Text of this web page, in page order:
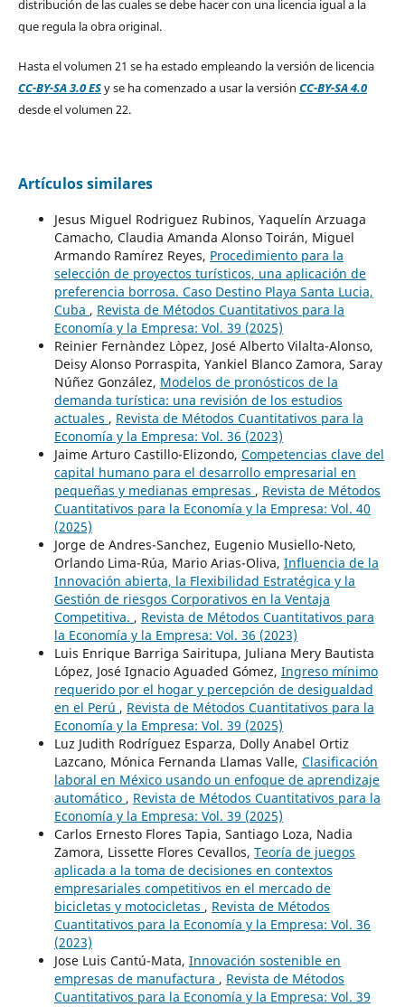
distribución de las cuales se debe hacer con una licencia igual a la
que regula la obra original.
Hasta el volumen 21 se ha estado empleando la versión de licencia
CC-BY-SA 3.0 ESy se ha comenzado a usar la versión CC-BY-SA 4.0
desde el volumen 22.
Artículos similares
Jesus Miguel Rodriguez Rubinos, Yaquelín Arzuaga
Camacho, Claudia Amanda Alonso Toirán, Miguel
Armando Ramírez Reyes, Procedimiento para la
selección de proyectos turísticos, una aplicación de
preferencia borrosa. Caso Destino Playa Santa Lucia,
Cuba , Revista de Métodos Cuantitativos para la
Economía y la Empresa: Vol. 39 (2025)
Reinier Fernàndez Lòpez, José Alberto Vilalta-Alonso,
Deisy Alonso Porraspita, Yankiel Blanco Zamora, Saray
Núñez González, Modelos de pronósticos de la
demanda turística: una revisión de los estudios
actuales , Revista de Métodos Cuantitativos para la
Economía y la Empresa: Vol. 36 (2023)
Jaime Arturo Castillo-Elizondo, Competencias clave del
capital humano para el desarrollo empresarial en
pequeñas y medianas empresas , Revista de Métodos
Cuantitativos para la Economía y la Empresa: Vol. 40
(2025)
Jorge de Andres-Sanchez, Eugenio Musiello-Neto,
Orlando Lima-Rúa, Mario Arias-Oliva, Influencia de la
Innovación abierta, la Flexibilidad Estratégica y la
Gestión de riesgos Corporativos en la Ventaja
Competitiva. , Revista de Métodos Cuantitativos para
la Economía y la Empresa: Vol. 36 (2023)
Luis Enrique Barriga Sairitupa, Juliana Mery Bautista
López, José Ignacio Aguaded Gómez, Ingreso mínimo
requerido por el hogar y percepción de desigualdad
en el Perú , Revista de Métodos Cuantitativos para la
Economía y la Empresa: Vol. 39 (2025)
Luz Judith Rodríguez Esparza, Dolly Anabel Ortiz
Lazcano, Mónica Fernanda Llamas Valle, Clasificación
laboral en México usando un enfoque de aprendizaje
automático , Revista de Métodos Cuantitativos para la
Economía y la Empresa: Vol. 39 (2025)
Carlos Ernesto Flores Tapia, Santiago Loza, Nadia
Zamora, Lissette Flores Cevallos, Teoría de juegos
aplicada a la toma de decisiones en contextos
empresariales competitivos en el mercado de
bicicletas y motocicletas , Revista de Métodos
Cuantitativos para la Economía y la Empresa: Vol. 36
(2023)
Jose Luis Cantú-Mata, Innovación sostenible en
empresas de manufactura , Revista de Métodos
Cuantitativos para la Economía y la Empresa: Vol. 39